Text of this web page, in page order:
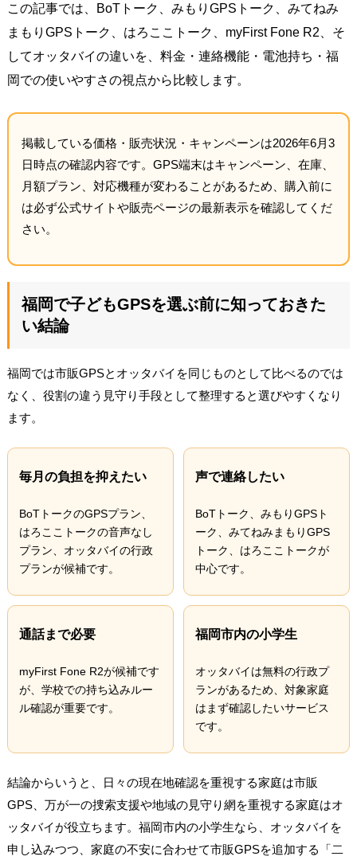
この記事では、BoTトーク、みもりGPSトーク、みてねみ
まもりGPSトーク、はろここトーク、myFirst Fone R2、そ
してオッタバイの違いを、料金・連絡機能・電池持ち・福
岡での使いやすさの視点から比較します。
掲載している価格・販売状況・キャンペーンは2026年6月3
日時点の確認内容です。GPS端末はキャンペーン、在庫、
月額プラン、対応機種が変わることがあるため、購入前に
は必ず公式サイトや販売ページの最新表示を確認してくだ
さい。
福岡で子どもGPSを選ぶ前に知っておきた
い結論
福岡では市販GPSとオッタバイを同じものとして比べるのでは
なく、役割の違う見守り手段として整理すると選びやすくなり
ます。
毎月の負担を抑えたい
BoTトークのGPSプラン、
はろここトークの音声なし
プラン、オッタバイの行政
プランが候補です。
声で連絡したい
BoTトーク、みもりGPSト
ーク、みてねみまもりGPS
トーク、はろここトークが
中心です。
通話まで必要
myFirst Fone R2が候補です
が、学校での持ち込みルー
ル確認が重要です。
福岡市内の小学生
オッタバイは無料の行政プ
ランがあるため、対象家庭
はまず確認したいサービス
です。
結論からいうと、日々の現在地確認を重視する家庭は市販
GPS、万が一の捜索支援や地域の見守り網を重視する家庭はオ
ッタバイが役立ちます。福岡市内の小学生なら、オッタバイを
申し込みつつ、家庭の不安に合わせて市販GPSを追加する「二